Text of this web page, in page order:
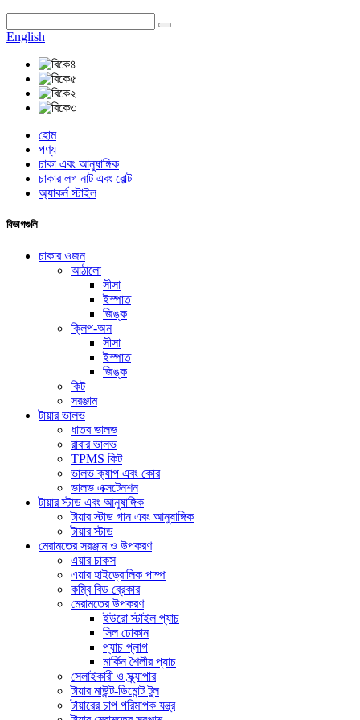
English
হোম
পণ্য
চাকা এবং আনুষাঙ্গিক
চাকার লগ নাট এবং বোল্ট
অ্যাকর্ন স্টাইল
বিভাগগুলি
চাকার ওজন
আঠালো
সীসা
ইস্পাত
জিঙ্ক
ক্লিপ-অন
সীসা
ইস্পাত
জিঙ্ক
কিট
সরঞ্জাম
টায়ার ভালভ
ধাতব ভালভ
রাবার ভালভ
TPMS কিট
ভালভ ক্যাপ এবং কোর
ভালভ এক্সটেনশন
টায়ার স্টাড এবং আনুষাঙ্গিক
টায়ার স্টাড গান এবং আনুষাঙ্গিক
টায়ার স্টাড
মেরামতের সরঞ্জাম ও উপকরণ
এয়ার চাকস
এয়ার হাইড্রোলিক পাম্প
কম্বি বিড ব্রেকার
মেরামতের উপকরণ
ইউরো স্টাইল প্যাচ
সিল ঢোকান
প্যাচ প্লাগ
মার্কিন শৈলীর প্যাচ
সেলাইকারী ও স্ক্র্যাপার
টায়ার মাউন্ট-ডিমোন্ট টুল
টায়ারের চাপ পরিমাপক যন্ত্র